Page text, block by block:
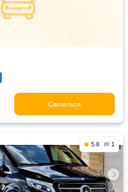
Связаться
5.8 1